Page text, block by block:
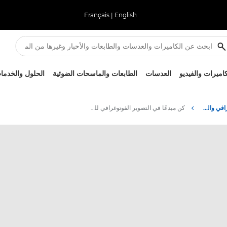
English
|
Français
والفيديو العدسات الطابعات والماسحات الضوئية الحلول
نصائح حول التصوير الفوتوغرافي والطباعة وتقنياتها كن مبدعًا في التصوير الفوتوغرافي للطعام